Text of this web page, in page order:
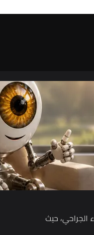
الجراحي، حيث